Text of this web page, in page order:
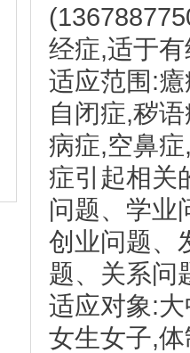
经症,适于
适应范围 :
自闭症,秽
病症,空鼻症
症引起相关
问题、学业
创业问题、
题、关系问
适应对象:
女生女子,